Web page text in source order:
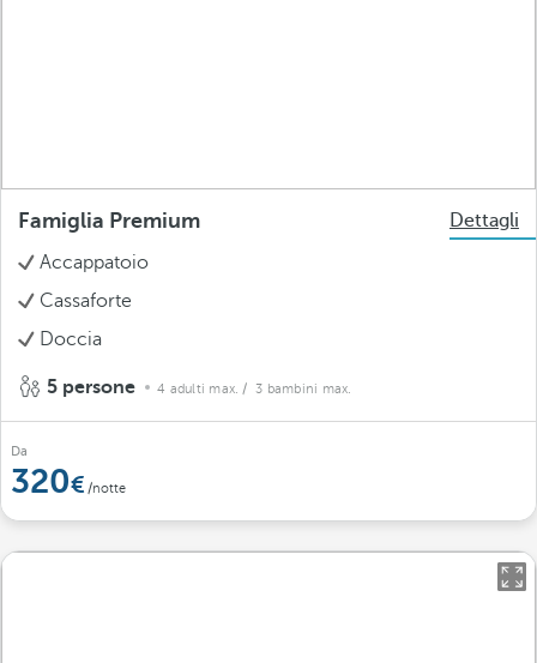
Famiglia Premium
Dettagli
Accappatoio
Cassaforte
Doccia
5 persone 4 adulti max. / 3 bambini max.
Da
320 /notte